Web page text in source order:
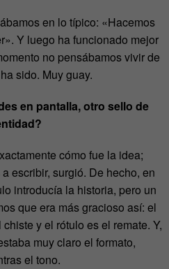
en lo típico: «Hacemos
Y luego ha funcionado mejor
no pensábamos vivir de
sido. Muy guay.
en pantalla, otro sello de
cómo fue la idea;
escribir, surgió. De hecho, en
introducía la historia, pero un
que era más gracioso así: el
y el rótulo es el remate. Y,
muy claro el formato,
el tono.